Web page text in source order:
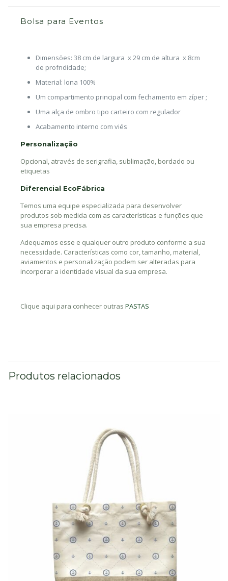
Bolsa para Eventos
Dimensões: 38 cm de largura x 29 cm de altura x 8cm
de profndidade;
Material: lona 100%
Um compartimento principal com fechamento em zíper ;
Uma alça de ombro tipo carteiro com regulador
Acabamento interno com viés
Personalização
Opcional, através de serigrafia, sublimação, bordado ou
etiquetas
Diferencial EcoFábrica
Temos uma equipe especializada para desenvolver
produtos sob medida com as características e funções que
sua empresa precisa.
Adequamos esse e qualquer outro produto conforme a sua
necessidade. Características como cor, tamanho, material,
aviamentos e personalização podem ser alteradas para
incorporar a identidade visual da sua empresa.
Clique aqui para conhecer outras PASTAS
Produtos relacionados